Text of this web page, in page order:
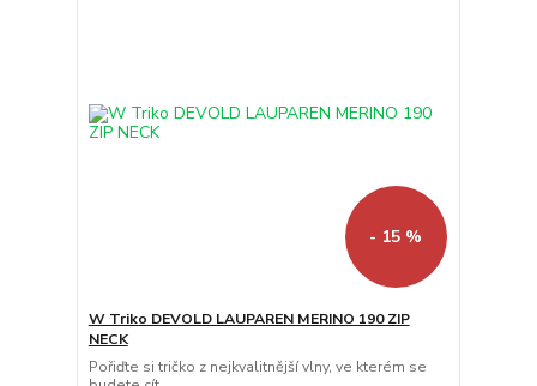
- 15 %
W Triko DEVOLD LAUPAREN MERINO 190 ZIP
NECK
Pořiďte si tričko z nejkvalitnější vlny, ve kterém se